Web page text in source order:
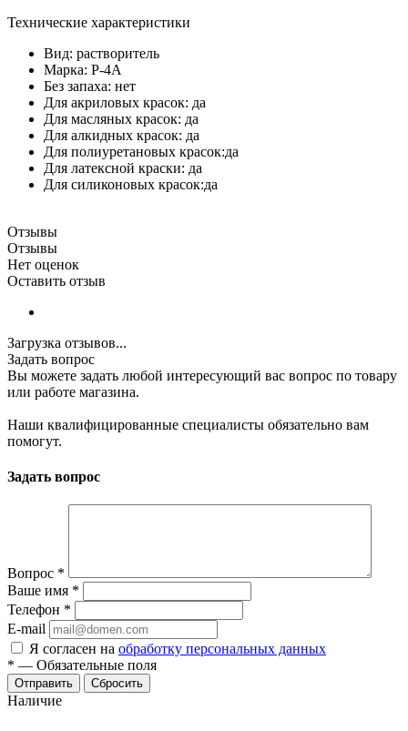
Технические характеристики
Вид: растворитель
Марка: Р-4А
Без запаха: нет
Для акриловых красок: да
Для масляных красок: да
Для алкидных красок: да
Для полиуретановых красок:да
Для латексной краски: да
Для силиконовых красок:да
Отзывы
Отзывы
Нет оценок
Оставить отзыв
Загрузка отзывов...
Задать вопрос
Вы можете задать любой интересующий вас вопрос по товару
или работе магазина.
Наши квалифицированные специалисты обязательно вам
помогут.
Задать вопрос
Вопрос *
Ваше имя *
Телефон *
E-mail
Я согласен на обработку персональных данных
* — Обязательные поля
Сбросить
Наличие